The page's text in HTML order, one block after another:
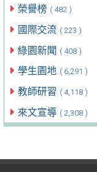
榮譽榜 ( 482 )
國際交流 ( 223 )
綠園新聞 ( 408 )
學生園地 ( 6,291 )
教師研習 ( 4,118 )
來文宣導 ( 2,308 )